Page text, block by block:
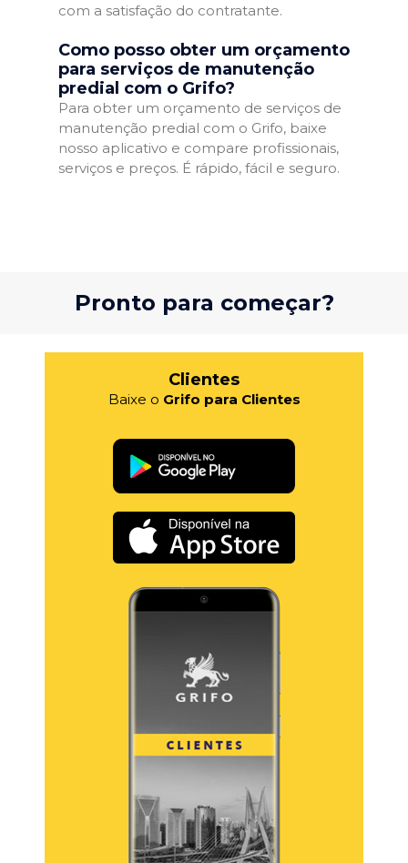
com a satisfação do contratante.
Como posso obter um orçamento
para serviços de manutenção
predial com o Grifo?
Para obter um orçamento de serviços de
manutenção predial com o Grifo, baixe
nosso aplicativo e compare profissionais,
serviços e preços. É rápido, fácil e seguro.
Pronto para começar?
Clientes
Baixe o Grifo para Clientes